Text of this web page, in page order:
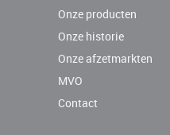
Onze producten
Onze historie
Onze afzetmarkten
MVO
Contact